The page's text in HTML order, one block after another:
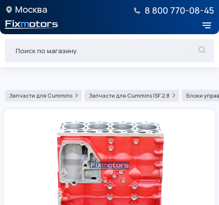
Москва 8 800 770-08-45
Запчасти для Cummins Запчасти для Cummins ISF 2.8 Блоки